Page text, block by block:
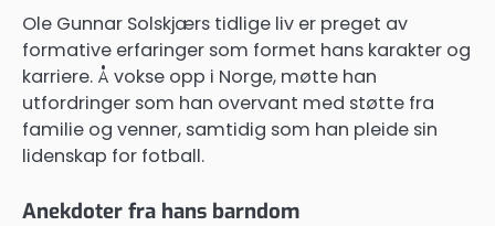
Ole Gunnar Solskjærs tidlige liv er preget av
formative erfaringer som formet hans karakter og
karriere. Å vokse opp i Norge, møtte han
utfordringer som han overvant med støtte fra
familie og venner, samtidig som han pleide sin
lidenskap for fotball.
Anekdoter fra hans barndom